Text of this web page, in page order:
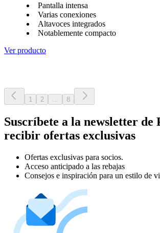
Pantalla intensa
Varias conexiones
Altavoces integrados
Notablemente compacto
Ver producto
1 2 8
Suscríbete a la newsletter de
recibir ofertas exclusivas
Ofertas exclusivas para socios.
Acceso anticipado a las rebajas
Consejos e inspiración para un estilo de